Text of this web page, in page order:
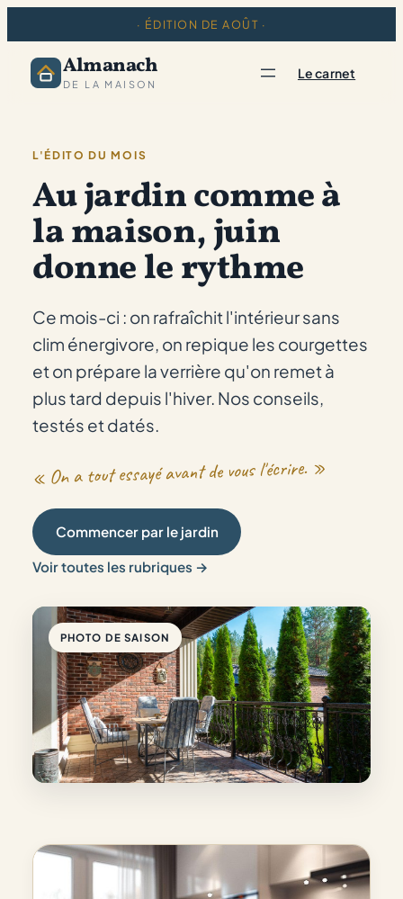
· ÉDITION DE AOÛT ·
Almanach
DE LA MAISON
Le carnet
L'ÉDITO DU MOIS
Au jardin comme à
la maison, juin
donne le rythme
Ce mois-ci : on rafraîchit l'intérieur sans
clim énergivore, on repique les courgettes
et on prépare la verrière qu'on remet à
plus tard depuis l'hiver. Nos conseils,
testés et datés.
« On a tout essayé avant de vous l'écrire. »
Commencer par le jardin
Voir toutes les rubriques →
PHOTO DE SAISON